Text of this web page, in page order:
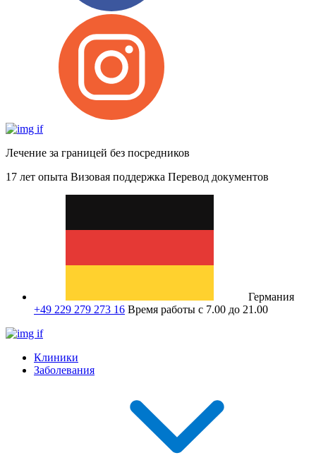
Лечение за границей без посредников
17 лет опыта Визовая поддержка Перевод документов
Германия
+49 229 279 273 16 Время работы с 7.00 до 21.00
Клиники
Заболевания